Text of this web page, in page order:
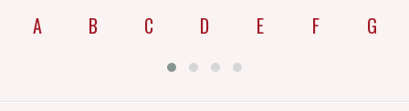
A B C D E F G